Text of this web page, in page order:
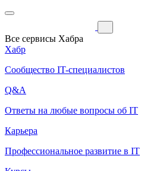
Все сервисы Хабра
Хабр
Сообщество IT-специалистов
Q&A
Ответы на любые вопросы об IT
Карьера
Профессиональное развитие в IT